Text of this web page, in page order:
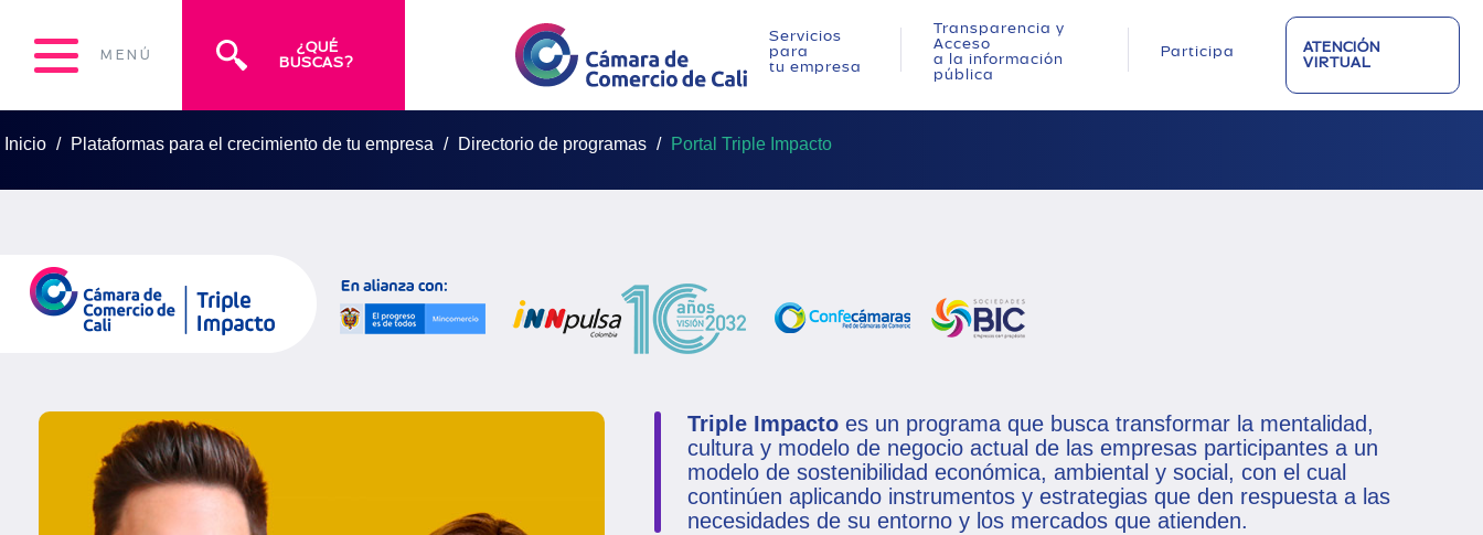
MENÚ
¿QUÉ
BUSCAS?
Servicios
para
tu empresa
Transparencia y
Acceso
a la información
pública
Participa
ATENCIÓN
VIRTUAL
Inicio Plataformas para el crecimiento de tu empresa Directorio de programas Portal Triple Impacto
Triple Impacto es un programa que busca transformar la mentalidad,
cultura y modelo de negocio actual de las empresas participantes a un
modelo de sostenibilidad económica, ambiental y social, con el cual
continúen aplicando instrumentos y estrategias que den respuesta a las
necesidades de su entorno y los mercados que atienden.